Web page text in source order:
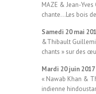
MAZE & Jean-Yves
chante…Les bois
Samedi 20 mai
&Thibault
chants » sur des
Mardi 20 juin 2017
« Nawab Khan &
indienne